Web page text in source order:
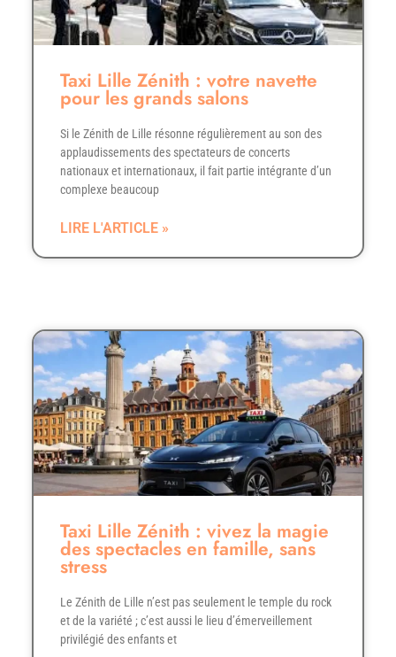
Taxi Lille Zénith : votre navette
pour les grands salons
Si le Zénith de Lille résonne régulièrement au son des
applaudissements des spectateurs de concerts
nationaux et internationaux, il fait partie intégrante d’un
complexe beaucoup
LIRE L'ARTICLE »
Taxi Lille Zénith : vivez la magie
des spectacles en famille, sans
stress
Le Zénith de Lille n’est pas seulement le temple du rock
et de la variété ; c’est aussi le lieu d’émerveillement
privilégié des enfants et